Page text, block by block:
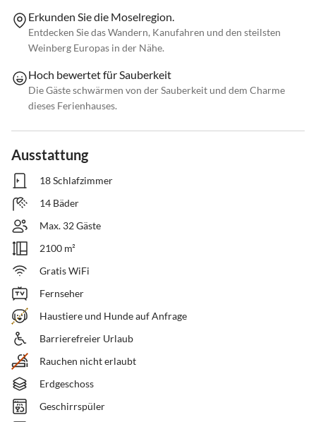
Erkunden Sie die Moselregion.
Entdecken Sie das Wandern, Kanufahren und den steilsten
Weinberg Europas in der Nähe.
Hoch bewertet für Sauberkeit
Die Gäste schwärmen von der Sauberkeit und dem Charme
dieses Ferienhauses.
Ausstattung
18 Schlafzimmer
14 Bäder
Max. 32 Gäste
2100 m²
Gratis WiFi
Fernseher
Haustiere und Hunde auf Anfrage
Barrierefreier Urlaub
Rauchen nicht erlaubt
Erdgeschoss
Geschirrspüler